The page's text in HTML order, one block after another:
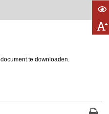
document te downloaden.